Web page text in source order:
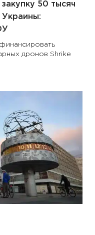
50 тысяч
Украины:
дронов Shrike